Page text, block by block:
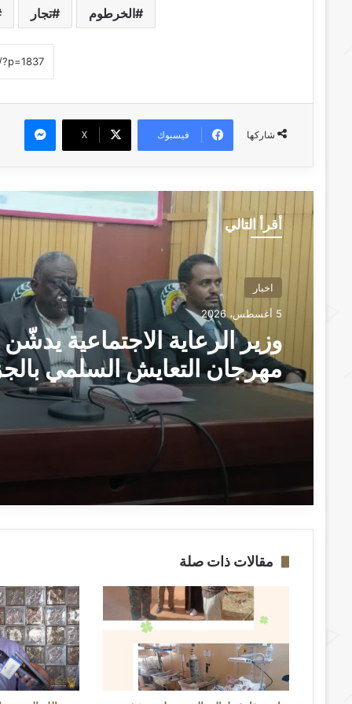
الخرطوم تجار
شاركها فيسبوك ‫X
ماسنجر
أقرأ التالي
اخبار
5 أغسطس، 2026
وزير الرعاية الاجتماعية يدشّن
مهرجان التعايش السلمي
“الطلاب هم صُنّاع السلام
السودان الجديد” ــ ودمدني :
مقالات ذات صلة